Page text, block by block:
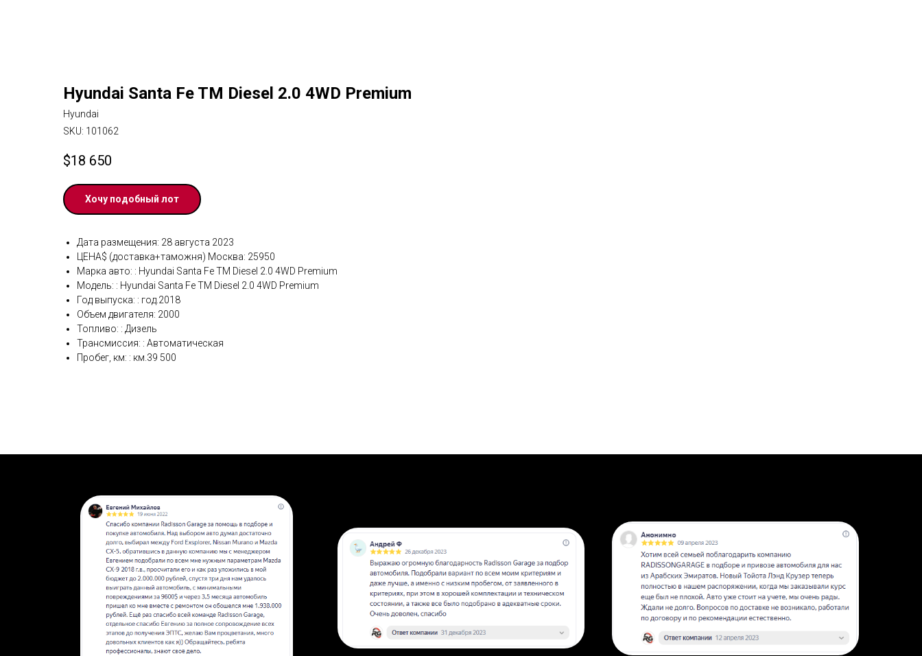
Hyundai Santa Fe TM Diesel 2.0 4WD Premium
Hyundai
SKU: 101062
$18 650
Хочу подобный лот
Дата размещения: 28 августа 2023
ЦЕНА$ (доставка+таможня) Москва: 25950
Марка авто: : Hyundai Santa Fe TM Diesel 2.0 4WD Premium
Модель: : Hyundai Santa Fe TM Diesel 2.0 4WD Premium
Год выпуска: : год.2018
Объем двигателя: 2000
Топливо: : Дизель
Трансмиссия: : Автоматическая
Пробег, км: : км.39 500